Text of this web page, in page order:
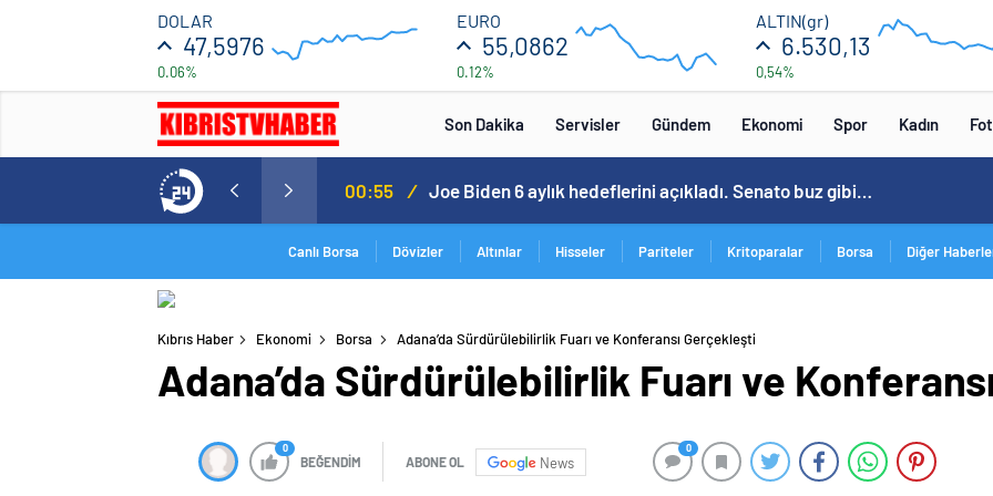
DOLAR
47,5976
0.06%
04:00
EURO
55,0862
0.12%
04:00
ALTIN(gr)
6.530,13
0,54%
04:00
Son Dakika Servisler Gündem Ekonomi Spor Kadın
Senato buz gibi… 23:55 / En fazla kızaran takım Antalyaspor! Tam 5 futbolcu….
Canlı Borsa Dövizler Altınlar Hisseler Pariteler Kritoparalar Borsa Diğer
Kıbrıs Haber Ekonomi Borsa Adana’da Sürdürülebilirlik Fuarı ve Konferansı Gerçekleşti
Adana’da Sürdürülebilirlik Fuarı ve
0
BEĞENDİM ABONE OL News
0